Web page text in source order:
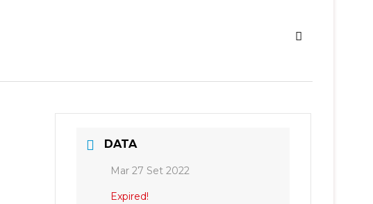
DATA
Mar 27 Set 2022
Expired!